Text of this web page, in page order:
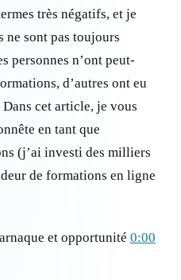
très négatifs, et je
ne sont pas toujours
personnes n’ont peut-
d’autres ont eu
cet article, je vous
en tant que
(j’ai investi des milliers
de formations en ligne
et opportunité 0:00